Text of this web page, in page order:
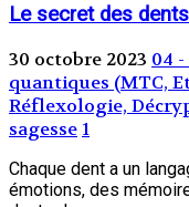
Le secret des
30 octobre 2023 04
quantiques (MTC,
Réflexologie,
sagesse 1
Chaque dent a un
émotions, des